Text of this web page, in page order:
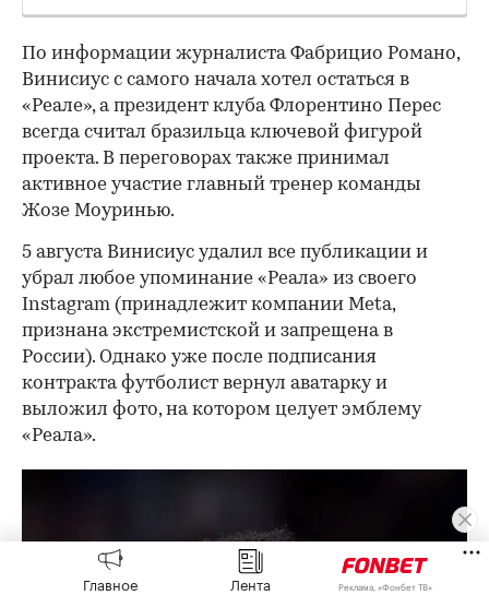
По информации журналиста Фабрицио Романо,
Винисиус с самого начала хотел остаться в
«Реале», а президент клуба Флорентино Перес
всегда считал бразильца ключевой фигурой
проекта. В переговорах также принимал
активное участие главный тренер команды
Жозе Моуринью.
5 августа Винисиус удалил все публикации и
убрал любое упоминание «Реала» из своего
Instagram (принадлежит компании Meta,
признана экстремистской и запрещена в
России). Однако уже после подписания
контракта футболист вернул аватарку и
выложил фото, на котором целует эмблему
«Реала».
Главное Лента Реклама, «Фонбет ТВ»